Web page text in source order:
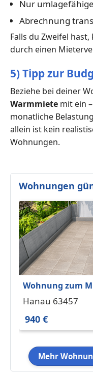
Nur
Abrechnung
Falls du Zweifel
durch einen
5) Tipp zur
Beziehe bei deiner
Warmmiete mit ein
monatliche
allein ist kein
Wohnungen.
Wohnungen
Wohnung zum
in Hanau 940 € 86
Hanau 63457
940 €
Mehr